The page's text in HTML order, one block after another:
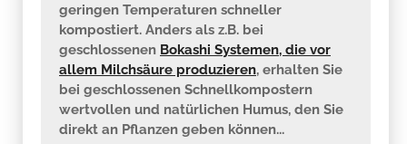
geringen Temperaturen schneller
kompostiert. Anders als z.B. bei
geschlossenen Bokashi Systemen, die vor
allem Milchsäure produzieren, erhalten Sie
bei geschlossenen Schnellkompostern
wertvollen und natürlichen Humus, den Sie
direkt an Pflanzen geben können...